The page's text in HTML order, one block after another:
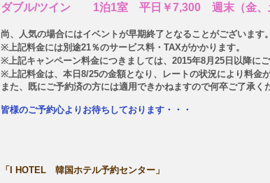
ダブル/ツイン 1泊1室 平日￥7,300 週末（金、
尚、人気の場合にはイベントが早期終了となることがございます。
※上記料金には別途21％のサービス料・TAXがかかります。
※上記キャンペーン料金につきましては、2015年8月25日以降に
※上記料金は、本日8/25の金額となり、レートの状況により料金
また、既にご予約済の方には適用できかねますので何卒ご了承く
皆様のご予約心よりお待ちしております・・・
「I HOTEL 韓国ホテル予約センター」